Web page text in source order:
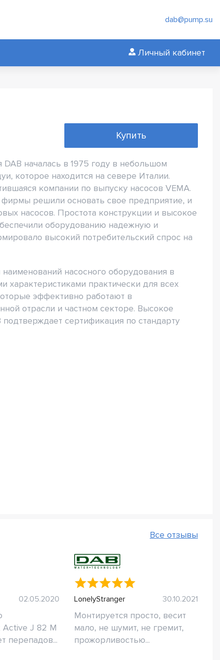
dab@pump.su
Личный кабинет
Купить
началась в 1975 году в небольшом
которое находится на севере Италии.
компании по выпуску насосов VEMA.
решили основать свое предприятие, и
насосов. Простота конструкции и высокое
оборудованию надежную и
высокий потребительский спрос на
насосного оборудования в
характеристиками практически для всех
эффективно работают в
отрасли и частном секторе. Высокое
сертификация по стандарту
Все отзывы
02.05.2020
J 82 M
перепадов...
LonelyStranger 30.10.2021
Монтируется просто, весит
мало, не шумит, не гремит,
прожорливостью...